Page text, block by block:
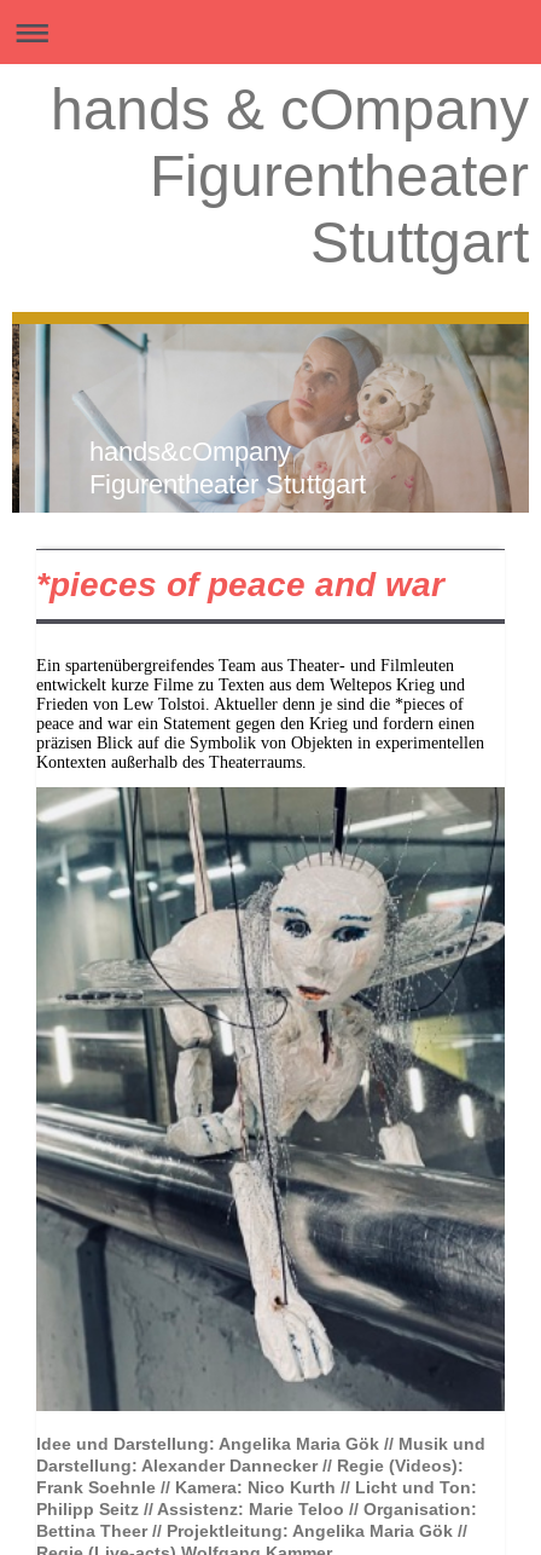
hands & cOmpany
Figurentheater
Stuttgart
hands&cOmpany
Figurentheater Stuttgart
*pieces of peace and war
Ein spartenübergreifendes Team aus Theater- und Filmleuten
entwickelt kurze Filme zu Texten aus dem Weltepos Krieg und
Frieden von Lew Tolstoi. Aktueller denn je sind die *pieces of
peace and war ein Statement gegen den Krieg und fordern einen
präzisen Blick auf die Symbolik von Objekten in experimentellen
Kontexten außerhalb des Theaterraums.
Idee und Darstellung: Angelika Maria Gök // Musik und
Darstellung: Alexander Dannecker // Regie (Videos):
Frank Soehnle // Kamera: Nico Kurth // Licht und Ton:
Philipp Seitz // Assistenz: Marie Teloo // Organisation:
Bettina Theer // Projektleitung: Angelika Maria Gök //